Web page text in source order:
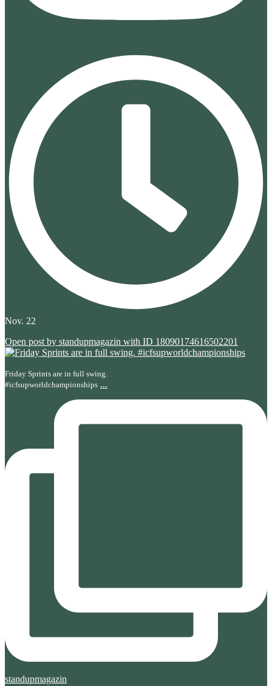
Nov. 22
Open post by standupmagazin with ID 18090174616502201
Friday Sprints are in full swing.
#icfsupworldchampionships ...
standupmagazin